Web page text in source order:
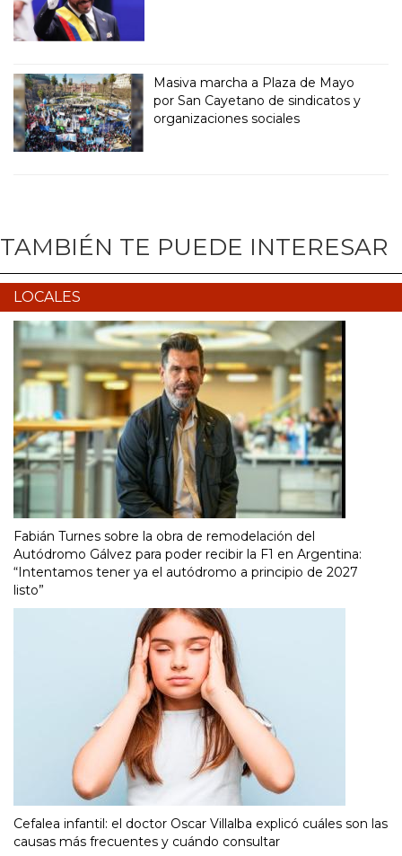
Masiva marcha a Plaza de Mayo
por San Cayetano de sindicatos y
organizaciones sociales
TAMBIÉN TE PUEDE INTERESAR
LOCALES
Fabián Turnes sobre la obra de remodelación del
Autódromo Gálvez para poder recibir la F1 en Argentina:
“Intentamos tener ya el autódromo a principio de 2027
listo”
Cefalea infantil: el doctor Oscar Villalba explicó cuáles son las
causas más frecuentes y cuándo consultar